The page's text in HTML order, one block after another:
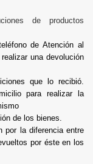
de productos
de Atención al
una devolución
que lo recibió.
para realizar la
de los bienes.
por la diferencia entre
por éste en los